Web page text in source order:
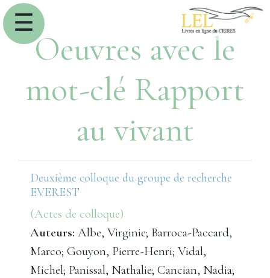
☰
Oeuvres avec le
mot-clé Rapport
au vivant
Deuxième colloque du groupe de recherche
EVEREST
(Actes de colloque)
Auteurs: Albe, Virginie; Barroca-Paccard,
Marco; Gouyon, Pierre-Henri; Vidal,
Michel; Panissal, Nathalie; Cancian, Nadia;